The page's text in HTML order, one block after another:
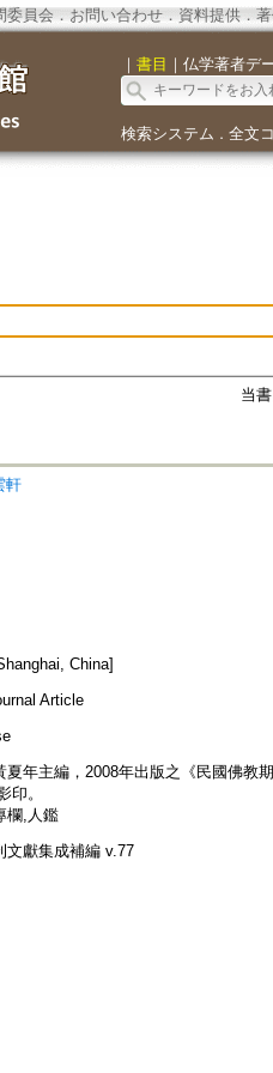
委員会． お問い合わせ． 資料提供．
｜ 書目 ｜ 仏学著者デ
検索システム ． 全文
当
軒
China]
Article
夏年主編，2008年出版之《民國佛教
印。
欄,人鑑
文獻集成補編 v.77